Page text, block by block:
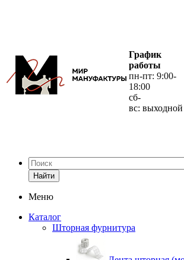
График
работы
пн-пт: 9:00-
18:00
сб-
вс: выходной
Найти
Меню
Каталог
Шторная фурнитура